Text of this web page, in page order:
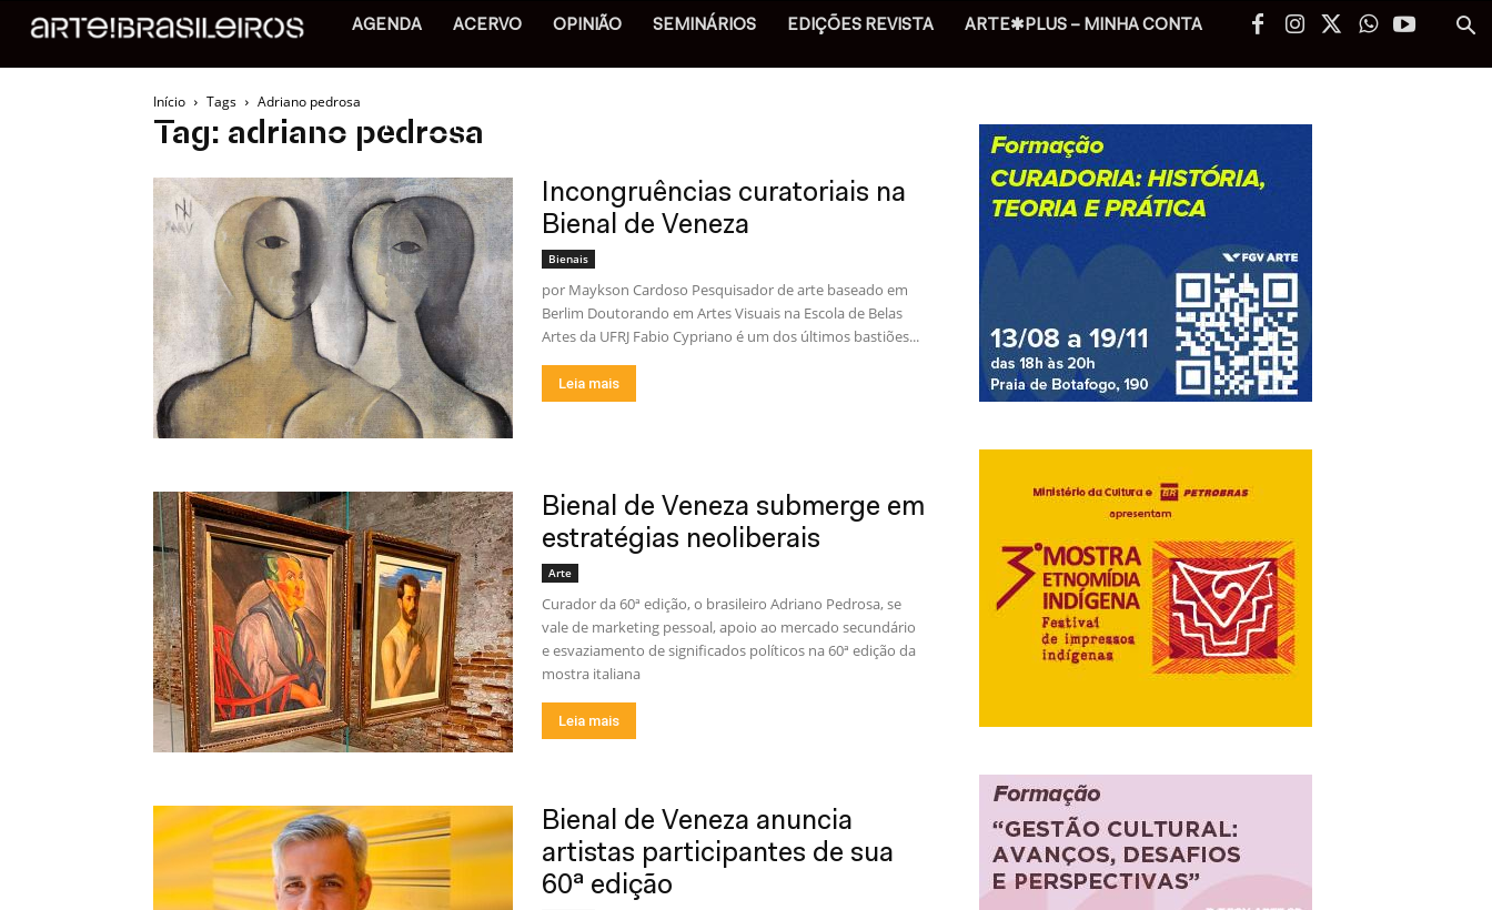
AGENDA ACERVO OPINIÃO SEMINÁRIOS EDIÇÕES REVISTA ARTE✱PLUS – MINHA CONTA
Início Tags Adriano pedrosa
Tag: adriano pedrosa
Incongruências curatoriais na
Bienal de Veneza
Bienais
por Maykson Cardoso Pesquisador de arte baseado em
Berlim Doutorando em Artes Visuais na Escola de Belas
Artes da UFRJ Fabio Cypriano é um dos últimos bastiões...
Leia mais
Bienal de Veneza submerge em
estratégias neoliberais
Arte
Curador da 60ª edição, o brasileiro Adriano Pedrosa, se
vale de marketing pessoal, apoio ao mercado secundário
e esvaziamento de significados políticos na 60ª edição da
mostra italiana
Leia mais
Bienal de Veneza anuncia
artistas participantes de sua
60ª edição